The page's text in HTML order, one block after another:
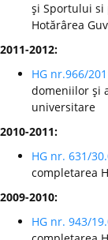
şi Sportului si
Hotărârea
2011-2012:
HG nr.966/
domeniilor şi
universitare
2010-2011:
HG nr. 631/
completarea
2009-2010:
HG nr. 943/